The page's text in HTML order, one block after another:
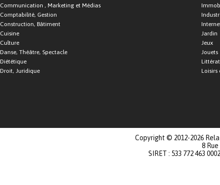
Communication , Marketing et Médias
Comptabilité, Gestion
Construction, Bâtiment
Cuisine
Culture
Danse, Théâtre, Spectacle
Diététique
Droit, Juridique
Jardin
Jeux
Jouets
Loisirs
Copyright © 2012-2026
8
SIRET : 533 772 463